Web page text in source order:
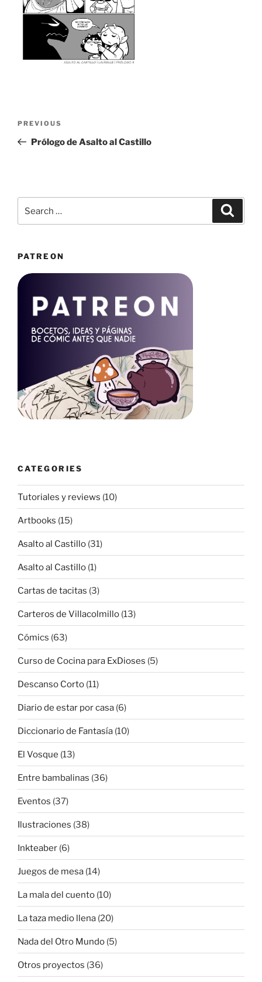
Previous
Post
PREVIOUS
Prólogo de Asalto al Castillo
for:
PATREON
CATEGORIES
Tutoriales y reviews (10)
Artbooks (15)
Asalto al Castillo (31)
Asalto al Castillo (1)
Cartas de tacitas (3)
Carteros de Villacolmillo (13)
Cómics (63)
Curso de Cocina para ExDioses (5)
Descanso Corto (11)
Diario de estar por casa (6)
Diccionario de Fantasía (10)
El Vosque (13)
Entre bambalinas (36)
Eventos (37)
Ilustraciones (38)
Inkteaber (6)
Juegos de mesa (14)
La mala del cuento (10)
La taza medio llena (20)
Nada del Otro Mundo (5)
Otros proyectos (36)